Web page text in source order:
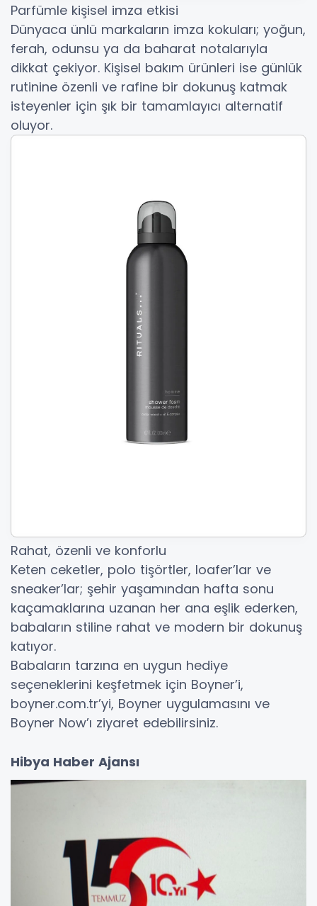
Parfümle kişisel imza etkisi
Dünyaca ünlü markaların imza kokuları; yoğun,
ferah, odunsu ya da baharat notalarıyla
dikkat çekiyor. Kişisel bakım ürünleri ise günlük
rutinine özenli ve rafine bir dokunuş katmak
isteyenler için şık bir tamamlayıcı alternatif
oluyor.
Rahat, özenli ve konforlu
Keten ceketler, polo tişörtler, loafer’lar ve
sneaker’lar; şehir yaşamından hafta sonu
kaçamaklarına uzanan her ana eşlik ederken,
babaların stiline rahat ve modern bir dokunuş
katıyor.
Babaların tarzına en uygun hediye
seçeneklerini keşfetmek için Boyner’i,
boyner.com.tr’yi, Boyner uygulamasını ve
Boyner Now’ı ziyaret edebilirsiniz.
Hibya Haber Ajansı